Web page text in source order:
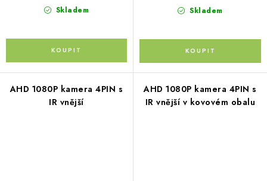
Skladem Skladem
AHD 1080P kamera 4PIN s
IR vnější
AHD 1080P kamera 4PIN s
IR vnější v kovovém obalu